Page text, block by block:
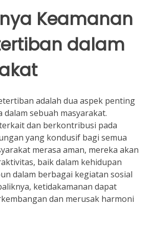
Keamanan
dalam
adalah dua aspek penting
dalam sebuah masyarakat.
dan berkontribusi pada
yang kondusif bagi semua
merasa aman, mereka akan
baik dalam kehidupan
dalam berbagai kegiatan sosial
ketidakamanan dapat
dan merusak harmoni